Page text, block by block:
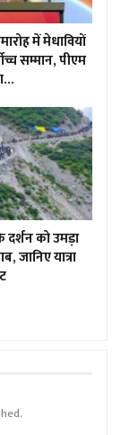
में मेधावियों
सम्मान, पीएम
दर्शन को उमड़ा
जानिए यात्रा